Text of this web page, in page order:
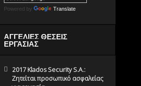
Powered by Translate
ΑΓΓΕΛΙΕΣ ΘΕΣΕΙΣ
ΕΡΓΑΣΙΑΣ
2017 Klados Security S.A.:
Ζητείται προσωπικό ασφαλείας